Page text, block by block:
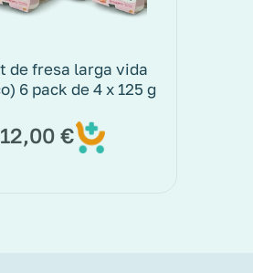
de fresa larga vida
6 pack de 4 x 125 g
12,00 €